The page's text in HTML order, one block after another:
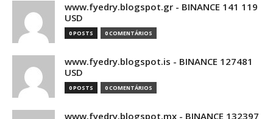
www.fyedry.blogspot.gr - BINANCE 141 119
USD
0 POSTS 0 COMENTÁRIOS
www.fyedry.blogspot.is - BINANCE 127481
USD
0 POSTS 0 COMENTÁRIOS
www.fyedry.blogspot.mx - BINANCE 132397